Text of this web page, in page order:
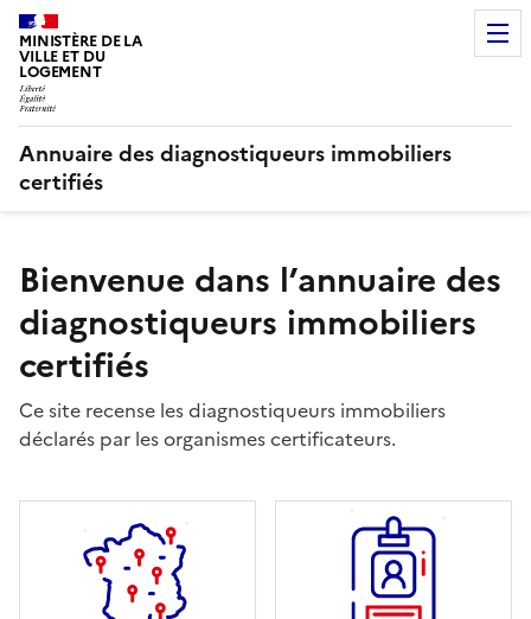
MINISTÈRE DE LA
VILLE ET DU
LOGEMENT
Annuaire des diagnostiqueurs immobiliers
certifiés
Bienvenue dans l’annuaire des
diagnostiqueurs immobiliers
certifiés
Ce site recense les diagnostiqueurs immobiliers
déclarés par les organismes certificateurs.